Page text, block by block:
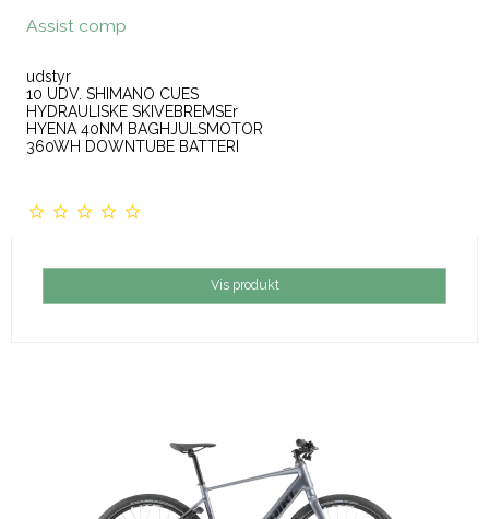
Assist comp
udstyr
10 UDV. SHIMANO CUES
HYDRAULISKE SKIVEBREMSEr
HYENA 40NM BAGHJULSMOTOR
360WH DOWNTUBE BATTERI
Vis produkt